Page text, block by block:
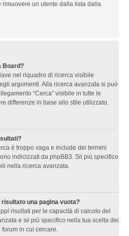
rimuovere un utente dalla lista dalla
Board?
nel riquadro di ricerca visibile
argomenti. Alla ricerca avanzata si può
“Cerca” visibile in tutte le
differenze in base allo stile utilizzato.
è troppo vaga e include dei termini
indicizzati da phpBB3. Sii più specifico
nella ricerca avanzata.
una pagina vuota?
risultati per le capacità di calcolo del
e sii più specifico nella tua scelta dei
in cui cercare.